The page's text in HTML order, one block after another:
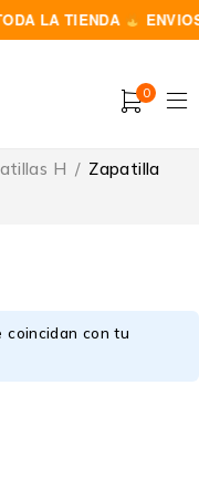
LA TIENDA
0
H / Zapatilla
coincidan con tu